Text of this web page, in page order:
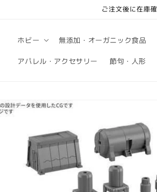
ご注文後に在庫
ホビー 無添加・オーガニック食品
アパレル・アクセサリー 節句・人形